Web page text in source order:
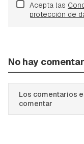
Acepta las
protección de
No hay
Los comentarios
comentar